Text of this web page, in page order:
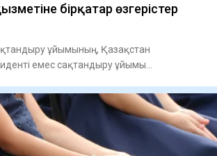
бірқатар өзгерістер
ұйымының, Қазақстан
емес сақтандыру ұйымы